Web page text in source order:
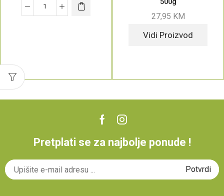
27,95 KM
Vidi Proizvod
Pretplati se za najbolje ponude !